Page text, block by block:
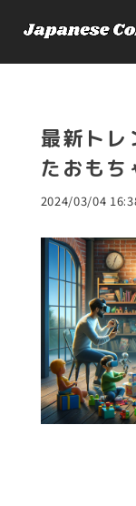
最新ト
たおもち
2024/03/04